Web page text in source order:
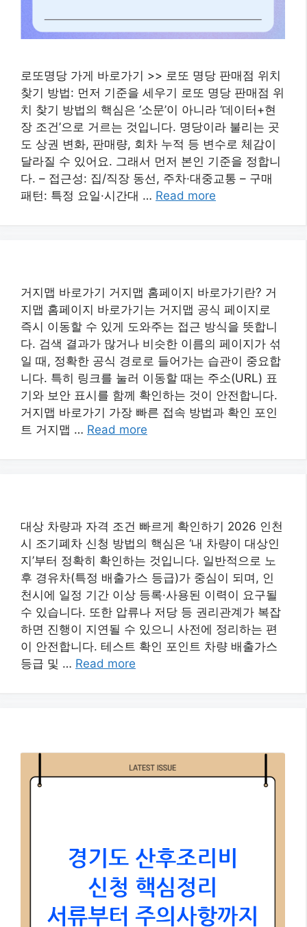
로또명당 가게 바로가기 >> 로또 명당 판매점 위치
찾기 방법: 먼저 기준을 세우기 로또 명당 판매점 위
치 찾기 방법의 핵심은 ‘소문’이 아니라 ‘데이터+현
장 조건’으로 거르는 것입니다. 명당이라 불리는 곳
도 상권 변화, 판매량, 회차 누적 등 변수로 체감이
달라질 수 있어요. 그래서 먼저 본인 기준을 정합니
다. – 접근성: 집/직장 동선, 주차·대중교통 – 구매
패턴: 특정 요일·시간대 … Read more
거지맵 바로가기 거지맵 홈페이지 바로가기란? 거
지맵 홈페이지 바로가기는 거지맵 공식 페이지로
즉시 이동할 수 있게 도와주는 접근 방식을 뜻합니
다. 검색 결과가 많거나 비슷한 이름의 페이지가 섞
일 때, 정확한 공식 경로로 들어가는 습관이 중요합
니다. 특히 링크를 눌러 이동할 때는 주소(URL) 표
기와 보안 표시를 함께 확인하는 것이 안전합니다.
거지맵 바로가기 가장 빠른 접속 방법과 확인 포인
트 거지맵 … Read more
대상 차량과 자격 조건 빠르게 확인하기 2026 인천
시 조기폐차 신청 방법의 핵심은 ‘내 차량이 대상인
지’부터 정확히 확인하는 것입니다. 일반적으로 노
후 경유차(특정 배출가스 등급)가 중심이 되며, 인
천시에 일정 기간 이상 등록·사용된 이력이 요구될
수 있습니다. 또한 압류나 저당 등 권리관계가 복잡
하면 진행이 지연될 수 있으니 사전에 정리하는 편
이 안전합니다. 테스트 확인 포인트 차량 배출가스
등급 및 … Read more